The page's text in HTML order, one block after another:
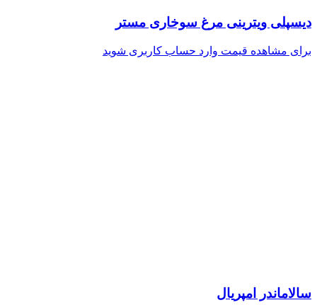
دیسپلی ویترینی مرغ سوخاری مستر
برای مشاهده قیمت وارد حساب کاربری شوید
سالاماندر امپریال